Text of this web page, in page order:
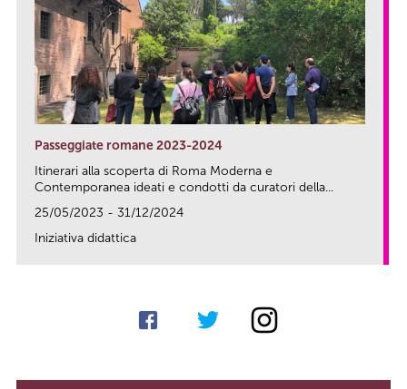
Passeggiate romane 2023-2024
Itinerari alla scoperta di Roma Moderna e
Contemporanea ideati e condotti da curatori della...
25/05/2023 - 31/12/2024
Iniziativa didattica